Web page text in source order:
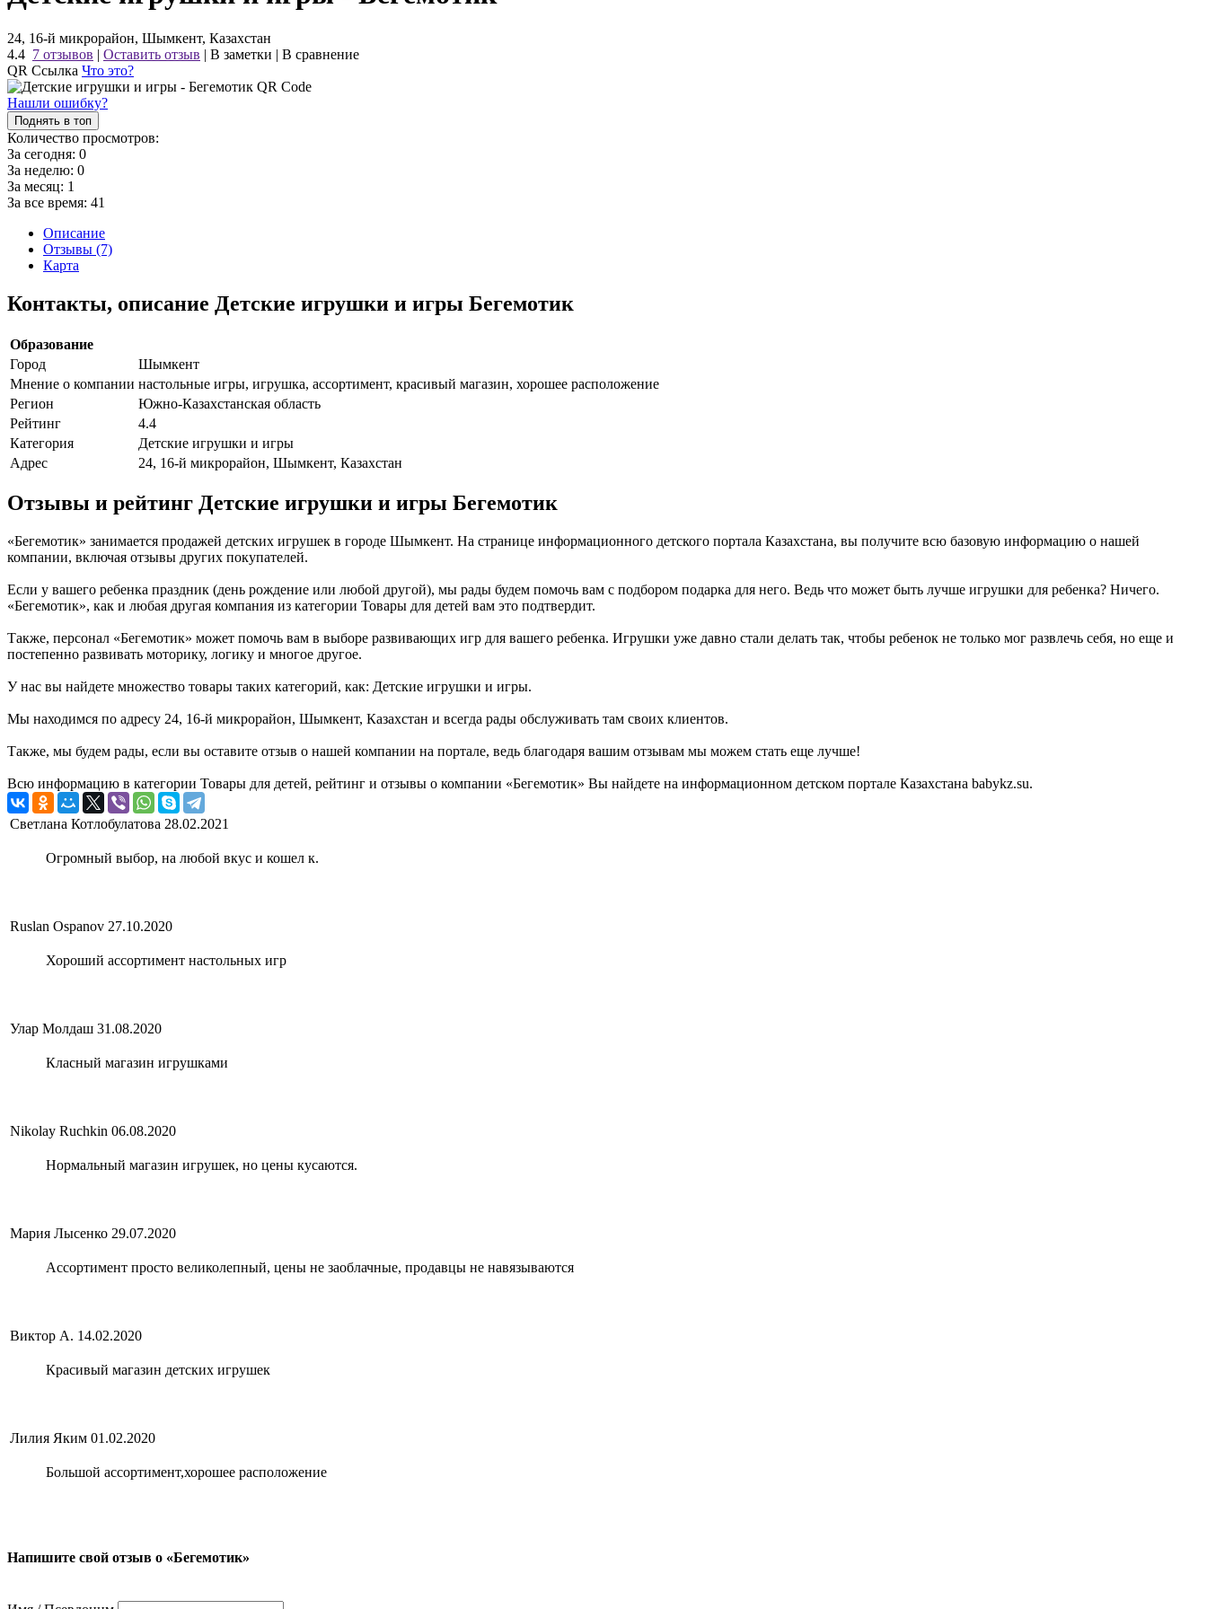
24, 16-й микрорайон, Шымкент, Казахстан
4.4 7 отзывов | Оставить отзыв | В заметки | В сравнение
QR Ссылка Что это?
Нашли ошибку?
Поднять в топ
Количество просмотров:
За сегодня: 0
За неделю: 0
За месяц: 1
За все время: 41
Описание
Отзывы (7)
Карта
Контакты, описание Детские игрушки и игры Бегемотик
Образование
Город
Шымкент
Мнение о компании настольные игры, игрушка, ассортимент, красивый магазин, хорошее расположение
Регион
Южно-Казахстанская область
Рейтинг
4.4
Категория
Детские игрушки и игры
Адрес
24, 16-й микрорайон, Шымкент, Казахстан
Отзывы и рейтинг Детские игрушки и игры Бегемотик
«Бегемотик» занимается продажей детских игрушек в городе Шымкент. На странице информационного детского портала Казахстана, вы получите всю базовую информацию о нашей
компании, включая отзывы других покупателей.
Если у вашего ребенка праздник (день рождение или любой другой), мы рады будем помочь вам с подбором подарка для него. Ведь что может быть лучше игрушки для ребенка? Ничего.
«Бегемотик», как и любая другая компания из категории Товары для детей вам это подтвердит.
Также, персонал «Бегемотик» может помочь вам в выборе развивающих игр для вашего ребенка. Игрушки уже давно стали делать так, чтобы ребенок не только мог развлечь себя, но еще и
постепенно развивать моторику, логику и многое другое.
У нас вы найдете множество товары таких категорий, как: Детские игрушки и игры.
Мы находимся по адресу 24, 16-й микрорайон, Шымкент, Казахстан и всегда рады обслуживать там своих клиентов.
Также, мы будем рады, если вы оставите отзыв о нашей компании на портале, ведь благодаря вашим отзывам мы можем стать еще лучше!
Всю информацию в категории Товары для детей, рейтинг и отзывы о компании «Бегемотик» Вы найдете на информационном детском портале Казахстана babykz.su.
Светлана Котлобулатова 28.02.2021
Огромный выбор, на любой вкус и кошел к.
Ruslan Ospanov 27.10.2020
Хороший ассортимент настольных игр
Улар Молдаш 31.08.2020
Класный магазин игрушками
Nikolay Ruchkin 06.08.2020
Нормальный магазин игрушек, но цены кусаются.
Мария Лысенко 29.07.2020
Ассортимент просто великолепный, цены не заоблачные, продавцы не навязываются
Виктор А. 14.02.2020
Красивый магазин детских игрушек
Лилия Яким 01.02.2020
Большой ассортимент,хорошее расположение
Напишите свой отзыв о «Бегемотик»